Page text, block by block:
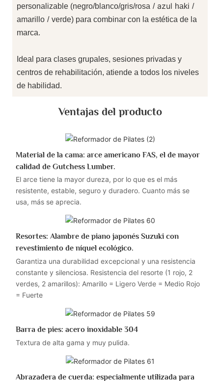
personalizable (negro/blanco/gris/rosa /azul haki /
amarillo / verde) para combinar con la estética de la
marca.
Ideal para clases grupales, sesiones privadas y
centros de rehabilitación, atiende a todos los niveles
de habilidad.
Ventajas del producto
Material de la cama: arce americano FAS, el de mayor
calidad de Gutchess Lumber.
El arce tiene la mayor dureza, por lo que es el más
resistente, estable, seguro y duradero. Cuanto más se
usa, más se aprecia.
Resortes: Alambre de piano japonés Suzuki con
revestimiento de níquel ecológico.
Garantiza una durabilidad excepcional y una resistencia
constante y silenciosa. Resistencia del resorte (1 rojo, 2
verdes, 2 amarillos): Amarillo = Ligero Verde = Medio Rojo
= Fuerte
Barra de pies: acero inoxidable 304
Textura de alta gama y muy pulida.
Abrazadera de cuerda: especialmente utilizada para